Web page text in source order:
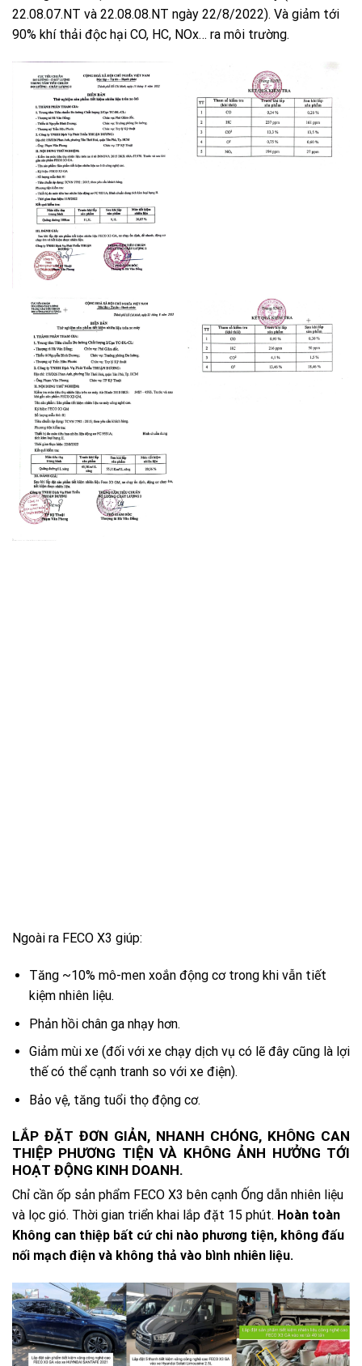
22.08.07.NT và 22.08.08.NT ngày 22/8/2022). Và giảm tới
90% khí thải độc hại CO, HC, NOx… ra môi trường.
Ngoài ra FECO X3 giúp:
Tăng ~10% mô-men xoắn động cơ trong khi vẫn tiết
kiệm nhiên liệu.
Phản hồi chân ga nhạy hơn.
Giảm mùi xe (đối với xe chạy dịch vụ có lẽ đây cũng là lợi
thế có thể cạnh tranh so với xe điện).
Bảo vệ, tăng tuổi thọ động cơ.
LẮP ĐẶT ĐƠN GIẢN, NHANH CHÓNG, KHÔNG CAN
THIỆP PHƯƠNG TIỆN VÀ KHÔNG ẢNH HƯỞNG TỚI
HOẠT ĐỘNG KINH DOANH.
Chỉ cần ốp sản phẩm FECO X3 bên cạnh Ống dẫn nhiên liệu
và lọc gió. Thời gian triển khai lắp đặt 15 phút. Hoàn toàn
Không can thiệp bất cứ chi nào phương tiện, không đấu
nối mạch điện và không thả vào bình nhiên liệu.